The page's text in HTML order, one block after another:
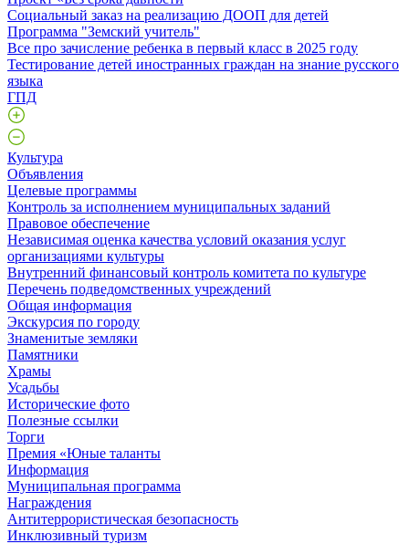
Социальный заказ на реализацию ДООП для детей
Программа "Земский учитель"
Все про зачисление ребенка в первый класс в 2025 году
Тестирование детей иностранных граждан на знание русского
языка
ГПД
Культура
Объявления
Целевые программы
Контроль за исполнением муниципальных заданий
Правовое обеспечение
Независимая оценка качества условий оказания услуг
организациями культуры
Внутренний финансовый контроль комитета по культуре
Перечень подведомственных учреждений
Общая информация
Экскурсия по городу
Знаменитые земляки
Памятники
Храмы
Усадьбы
Исторические фото
Полезные ссылки
Торги
Премия «Юные таланты
Информация
Муниципальная программа
Награждения
Антитеррористическая безопасность
Инклюзивный туризм